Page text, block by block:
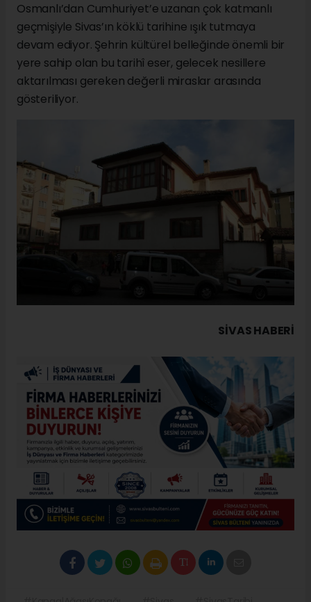
Osmanlı’dan Cumhuriyet’e uzanan çok katmanlı
geçmişiyle Sivas’ın köklü tarihine ışık tutmaya
devam ediyor. Şehrin kültürel belleğinde önemli bir
yere sahip olan bu tarihî eser, gelecek nesillere
aktarılması gereken değerli miraslar arasında
gösteriliyor.
SIVAS HABERİ